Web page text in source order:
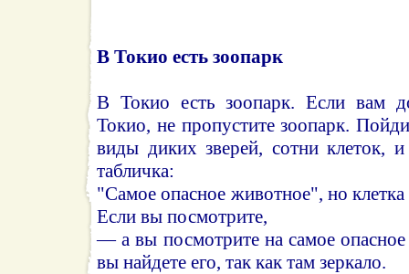
В Токио есть зоопарк
В Токио есть зоопарк. Если вам
Токио, не пропустите зоопарк.
виды диких зверей, сотни клеток, и
табличка:
"Самое опасное животное", но клетка
Если вы посмотрите,
— а вы посмотрите на самое
вы найдете его, так как там зеркало.